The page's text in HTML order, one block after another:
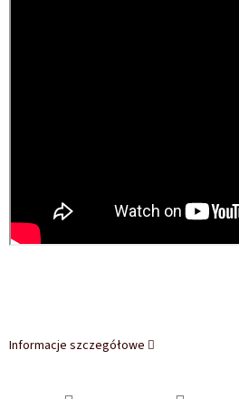
Informacje szczegółowe